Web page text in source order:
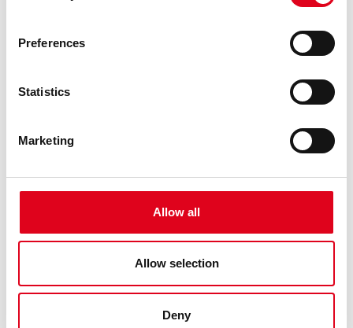
Preferences
Statistics
Marketing
Allow all
Allow selection
Deny
Fraj, Miguel Ángel Ramos i la direcció artística del Centre
de les Arts Lliures de la Fundació Joan Brossa (Georgina
ha rev ......